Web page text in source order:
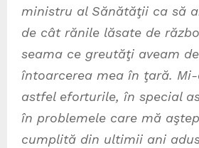
ministru al Sănătăţii ca să
de cât rănile lăsate de
seama ce greutăţi aveam
întoarcerea mea în ţară.
astfel eforturile, în special
în problemele care mă
cumplită din ultimii ani